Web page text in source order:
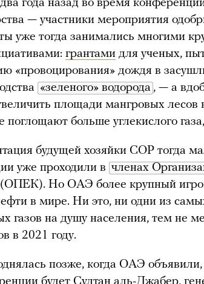
года назад во время
— участники мероприятия
уже тогда занимались многими
грантами для ученых,
«провоцирования» дождя в
«зеленого» водорода , — а
площади мангровых лесов
поглощают больше углекислого
будущей хозяйки COP тогда
уже проходили в членах
(ОПЕК). Но ОАЭ более крупный
в мире. Ни это, ни одни из
газов на душу населения, тем не
в 2021 году.
позже, когда ОАЭ объявили,
будет Султан аль-Джабер,